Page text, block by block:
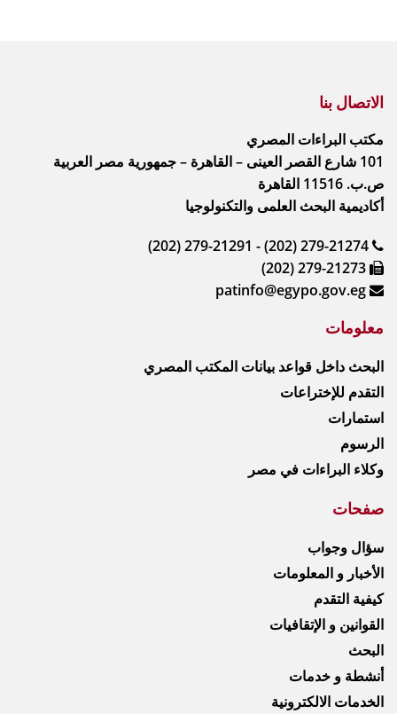
الاتصال بنا
مكتب البراءات المصري
101 شارع القصر العينى – القاهرة – جمهورية مصر العربية
ص.ب. 11516 القاهرة
أكاديمية البحث العلمى والتكنولوجيا
(202) 279-21291 - (202) 279-21274
(202) 279-21273
patinfo@egypo.gov.eg
معلومات
البحث داخل قواعد بيانات المكتب المصري
التقدم للإختراعات
استمارات
الرسوم
وكلاء البراءات في مصر
صفحات
سؤال وجواب
الأخبار و المعلومات
كيفية التقدم
القوانين و الإتقافيات
البحث
أنشطة و خدمات
الخدمات الالكترونية